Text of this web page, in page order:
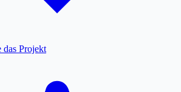
das Projekt